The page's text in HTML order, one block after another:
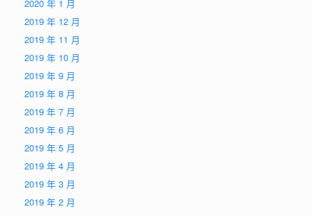
2020 年 1 月
2019 年 12 月
2019 年 11 月
2019 年 10 月
2019 年 9 月
2019 年 8 月
2019 年 7 月
2019 年 6 月
2019 年 5 月
2019 年 4 月
2019 年 3 月
2019 年 2 月